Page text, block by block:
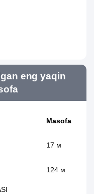
eng yaqin
Masofa
17 м
124 м